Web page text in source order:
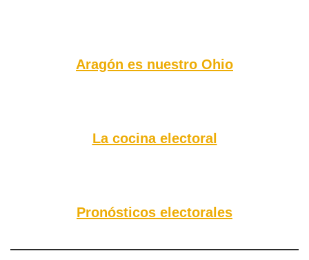
Aragón es nuestro Ohio
La cocina electoral
Pronósticos electorales